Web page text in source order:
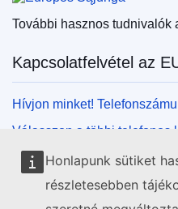
Honlapunk sütiket
részletesebben
További hasznos tudnivalók
Kapcsolatfelvétel az
Hívjon minket!
Válasszon a többi telefonos
közül!
Írjon nekünk
Jöjjön el személyesen az